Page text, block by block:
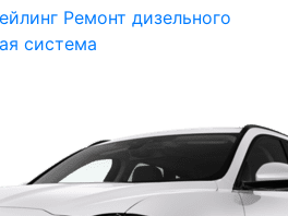
Ремонт дизельного
система